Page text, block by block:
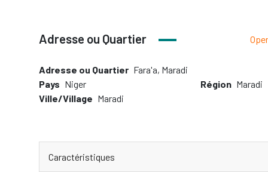
Adresse ou Quartier
Adresse ou Quartier Fara'a, Maradi
Pays Niger Région Maradi
Ville/Village Maradi
Caractéristiques